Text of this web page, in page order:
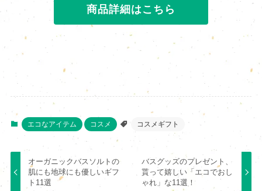
商品詳細はこちら
エコなアイテム コスメ コスメギフト
オーガニックバスソルトの
肌にも地球にも優しいギフ
ト11選
バスグッズのプレゼント、
貰って嬉しい「エコでおし
ゃれ」な11選！